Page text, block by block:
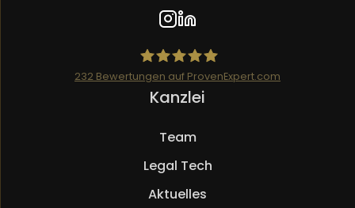
Mueller.legal
232 Bewertungen auf ProvenExpert.com
Kanzlei
Team
Legal Tech
Aktuelles